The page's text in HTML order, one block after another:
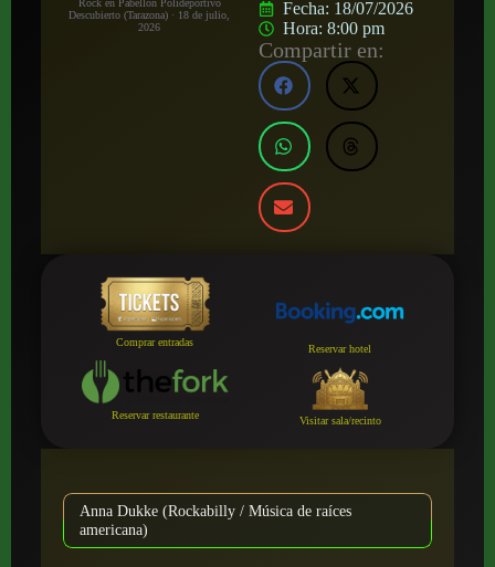
Rock en Pabellón Polideportivo
Descubierto (Tarazona) · 18 de julio,
2026
Fecha: 18/07/2026
Hora:8:00 pm
Compartir en:
Comprar entradas
Reservar hotel
Reservar restaurante Visitar sala/recinto
Anna Dukke (Rockabilly / Música de raíces
americana)